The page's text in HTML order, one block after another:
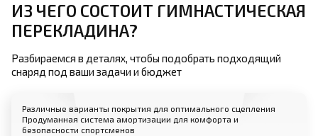
ИЗ ЧЕГО СОСТОИТ ГИМНАСТИЧЕСКАЯ
ПЕРЕКЛАДИНА?
Разбираемся в деталях, чтобы подобрать подходящий
снаряд под ваши задачи и бюджет
Различные варианты покрытия для оптимального сцепления
Продуманная система амортизации для комфорта и
безопасности спортсменов